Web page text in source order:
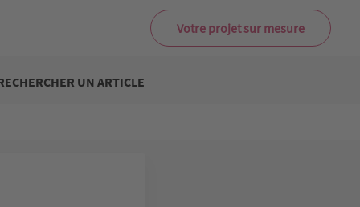
Votre projet sur mesure
UN ARTICLE